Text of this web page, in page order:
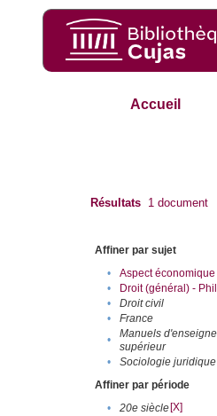
Accueil
Résultats 1 document
Affiner par sujet
•
Aspect économique
•
Droit (général) -
•
Droit civil
•
France
•
Manuels
supérieur
• Sociologie juridique
Affiner par période
•
20e siècle[X]